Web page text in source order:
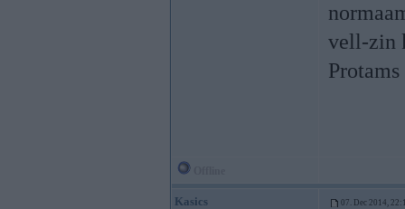
vell-zin
Kasics 07. Dec 2014,